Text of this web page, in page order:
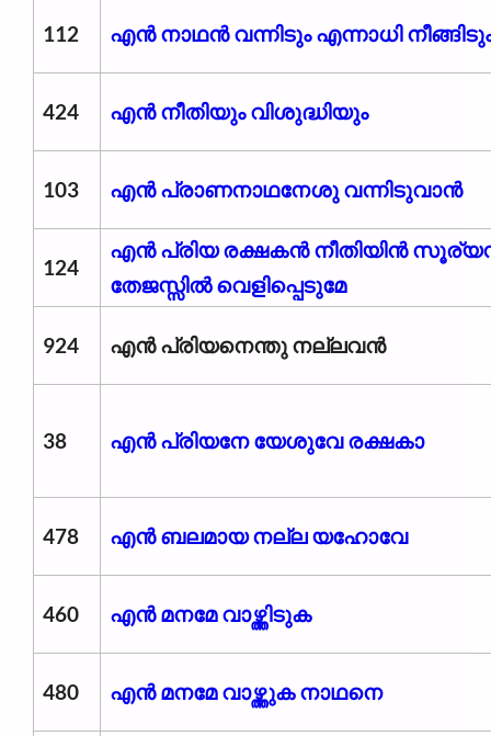
112 എൻ നാഥൻ വന്നിടും എന്നാധി
424 എൻ നീതിയും വിശുദ്ധിയും
103 എൻ പ്രാണനാഥനേശു വന്നിടുവാൻ
124
എൻ പ്രിയ രക്ഷകൻ നീതിയിൻ
തേജസ്സിൽ വെളിപ്പെടുമേ
924 എൻ പ്രിയനെന്തു നല്ലവൻ
38 എന്‍ പ്രിയനേ യേശുവേ രക്ഷകാ
478 എൻ ബലമായ നല്ല യഹോവേ
460 എൻ മനമേ വാഴ്ത്തിടുക
480 എൻ മനമേ വാഴ്ത്തുക നാഥനെ